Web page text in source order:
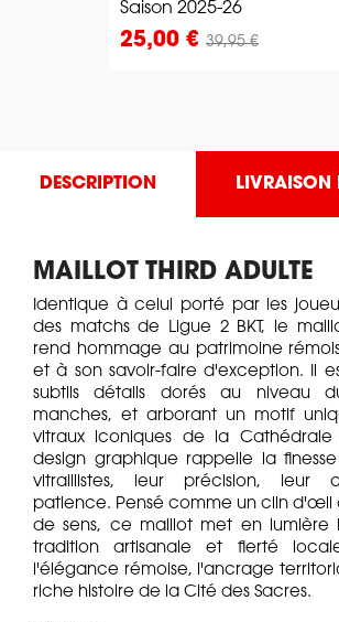
Saison 2025-26
Prix
25,00 € 39,95 €
DESCRIPTION LIVRAISON
MAILLOT THIRD ADULTE
Identique à celui porté par les
des matchs de Ligue 2 BKT, le
rend hommage au patrimoine
et à son savoir-faire d'exception. Il
subtils détails dorés au niveau
manches, et arborant un motif
vitraux iconiques de la Cathédrale
design graphique rappelle la
vitraillistes, leur précision, leur
patience. Pensé comme un clin d'œil
de sens, ce maillot met en lumière
tradition artisanale et fierté
l'élégance rémoise, l'ancrage
riche histoire de la Cité des Sacres.